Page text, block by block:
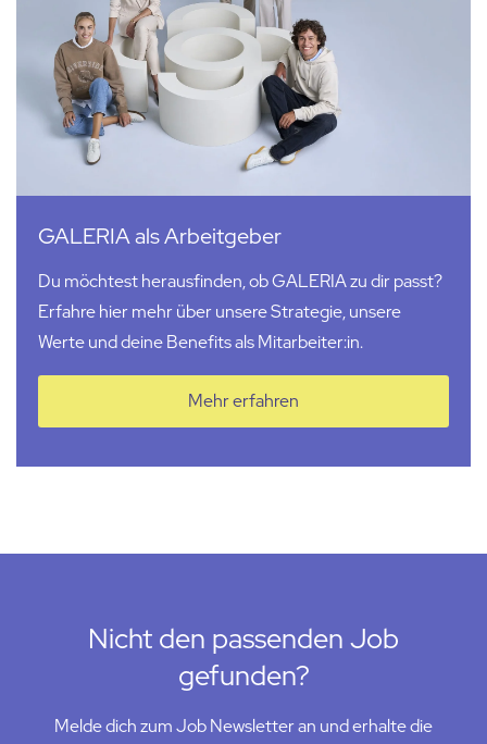
GALERIA als Arbeitgeber
Du möchtest herausfinden, ob GALERIA zu dir passt?
Erfahre hier mehr über unsere Strategie, unsere
Werte und deine Benefits als Mitarbeiter:in.
Mehr erfahren
Nicht den passenden Job
gefunden?
Melde dich zum Job Newsletter an und erhalte die